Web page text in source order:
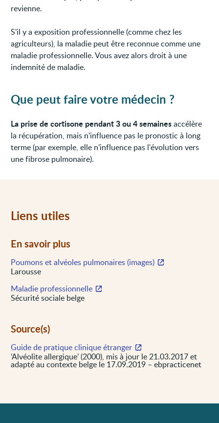
revienne.
S'il y a exposition professionnelle (comme chez les
agriculteurs), la maladie peut être reconnue comme une
maladie professionnelle. Vous avez alors droit à une
indemnité de maladie.
Que peut faire votre médecin ?
La prise de cortisone pendant 3 ou 4 semainesaccélère
la récupération, mais n'influence pas le pronostic à long
terme (par exemple, elle n’influence pas l'évolution vers
une fibrose pulmonaire).
Liens utiles
En savoir plus
Poumons et alvéoles pulmonaires (images)
Larousse
Maladie professionnelle
Sécurité sociale belge
Source(s)
Guide de pratique clinique étranger
‘Alvéolite allergique’ (2000), mis à jour le 21.03.2017 et
adapté au contexte belge le 17.09.2019 – ebpracticenet